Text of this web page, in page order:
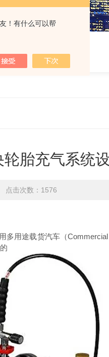
！有什么可以帮
胎充气系统
击次数：1576
用途载货汽车（